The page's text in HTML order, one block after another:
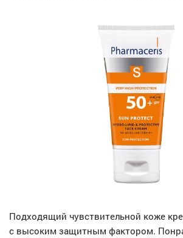
Подходящий чувствительной коже
с высоким защитным фактором.